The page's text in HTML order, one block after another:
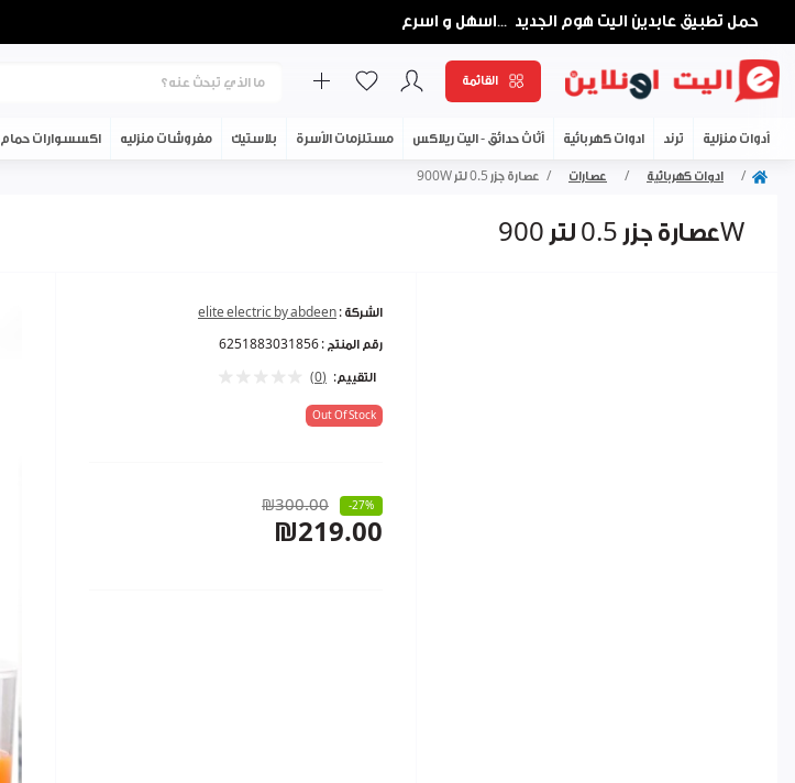
حمل تطبيق عابدين اليت هوم الجديد ...اسهل و اسرع
القائمة
أدوات منزلية ترند ادوات كهربائية أثاث حدائق - اليت ريلاكس مستلزمات الأسرة بلاستيك مفروشات منزليه اكسسوارات حمام
ادوات كهربائية عصارات عصارة جزر 0.5 لتر 900W
عصارة جزر 0.5 لتر 900W
الشركة : elite electric by abdeen
رقم المنتج : 6251883031856
التقييم: (0)
Out Of Stock
₪300.00 -27%
₪219.00